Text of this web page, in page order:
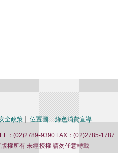
全政策 位置圖 綠色消費宣導
：(02)2789-9390 FAX：(02)2785-1787
權所有 未經授權 請勿任意轉載